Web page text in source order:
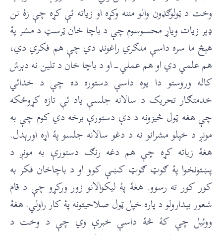
وخت د ټولوګډون والو مننه وکړه او زياته ئې کړه چې زۀ نن
ډېر زيات وياړ محسوسوم چې د باچا خان ټرسټ د مشر پۀ
هېڅ ما سره داسې ملګري راغونډ دي چې هم فکري دي،
هم علمي دي او هم عملي ـــ او د باچا خان د تلين نه دېرش
کاله وروستو دا يوه داسې دستوره ده چې د خدائي
خدمتګار تحريک د سالانه جلسې ياد ئې تازه کړوځکه
چې هغه ټول څيزونه د دې دستورې برخه دي کوم چې به
مونږ د خپلو مشرانو نه د دغو سالانه جلسو پۀ اړه اورېدل.
هغۀ زياته کړه چې هم دغه رنګ دستورې به مونږ د
پښتونخوا پۀ ګوټ ګوټ کښې کوو او د باچاخان فکر به
کور کور ته رسوو. هغۀ پۀ ليکوالانو زور ورکړو چې د قام
شعور بېدارولو د پاره خپل ټول صلاحیتونه پۀ کار راولي. هغۀ
ووئیل چې کۀ څۀ داسې خبرې وي چې د وخت د